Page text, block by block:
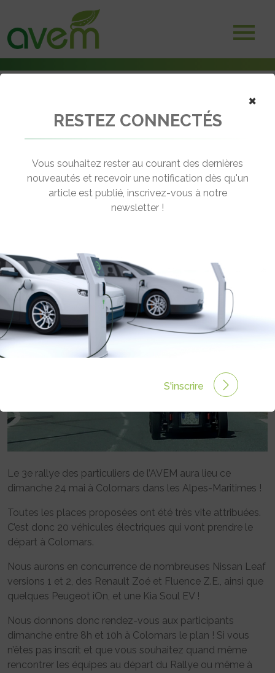
3e Rallye des particuliers de l’AVEM : J-2 !
← Revenir aux actualités
L’AVEM : J-2 !
Rédigé par Tiphaine Leurent le 22 Mai 2015 à 00:00
commentaires
Le 3e rallye des particuliers de l’AVEM aura lieu ce
dimanche 24 mai à Colomars dans les Alpes-Maritimes !
Toutes les places proposées ont été très vite attribuées.
C’est donc 20 véhicules électriques qui vont prendre le
départ à Colomars.
Nous aurons en concurrence de nombreuses Nissan Leaf
versions 1 et 2, des Renault Zoé et Fluence Z.E., ainsi que
quelques Peugeot iOn, et une Kia Soul EV !
Nous donnons donc rendez-vous aux participants
dimanche entre 8h et 10h à Colomars le plan ! Si vous
n’êtes pas inscrit et que vous souhaitez quand même
rencontrer les équipes au départ du Rallye ou même à
×
RESTEZ CONNECTÉS
Vous souhaitez rester au courant des dernières
nouveautés et recevoir une notification dès qu'un
article est publié, inscrivez-vous à notre
newsletter !
S'inscrire